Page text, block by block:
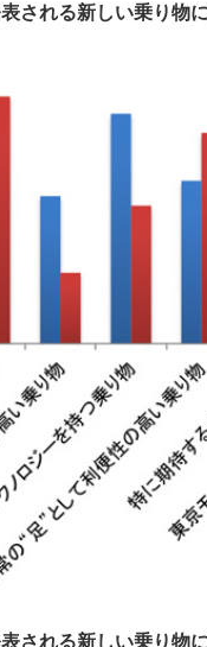
される新しい乗り物
される新しい乗り物